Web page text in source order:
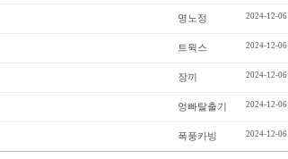
명노정 2024-12-06
트윅스 2024-12-06
장끼 2024-12-06
엉빠탈출기 2024-12-06
폭풍카빙 2024-12-06